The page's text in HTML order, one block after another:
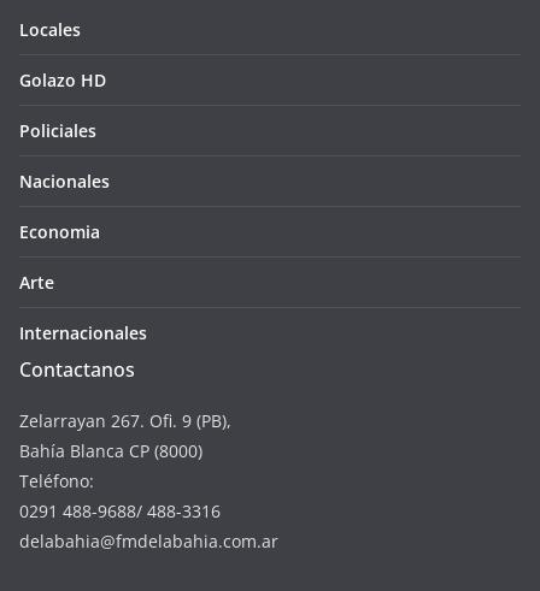
Locales
Golazo HD
Policiales
Nacionales
Economia
Arte
Internacionales
Contactanos
Zelarrayan 267. Ofi. 9 (PB),
Bahía Blanca CP (8000)
Teléfono:
0291 488-9688/ 488-3316
delabahia@fmdelabahia.com.ar